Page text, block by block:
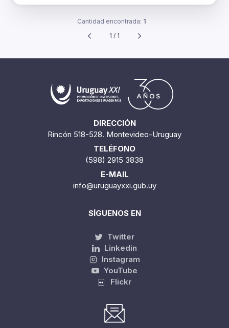
Cantidad encontrada: 1
1 / 1
DIRECCIÓN
Rincón 518-528. Montevideo-Uruguay
TELÉFONO
(598) 2915 3838
E-MAIL
info@uruguayxxi.gub.uy
SÍGUENOS EN
Twitter
Linkedin
Instagram
YouTube
Flickr